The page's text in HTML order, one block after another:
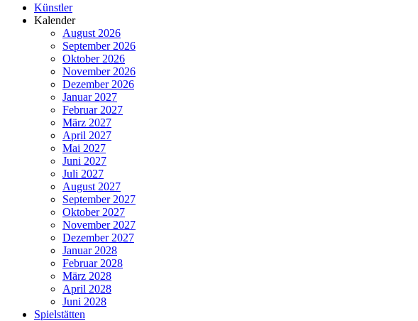
Künstler
Kalender
August 2026
September 2026
Oktober 2026
November 2026
Dezember 2026
Januar 2027
Februar 2027
März 2027
April 2027
Mai 2027
Juni 2027
Juli 2027
August 2027
September 2027
Oktober 2027
November 2027
Dezember 2027
Januar 2028
Februar 2028
März 2028
April 2028
Juni 2028
Spielstätten